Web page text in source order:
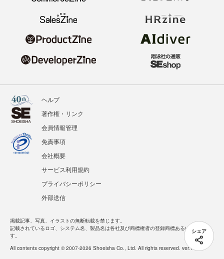
シェア
ヘルプ
著作権・リンク
会員情報管理
免責事項
会社概要
サービス利用規約
プライバシーポリシー
外部送信
掲載記事、写真、イラストの無断転載を禁じます。
記載されているロゴ、システム名、製品名は各社及び商標権者の登録商標あるいは商標で
す。
All contents copyright © 2007-2026 Shoeisha Co., Ltd. All rights reserved. ver.1.5